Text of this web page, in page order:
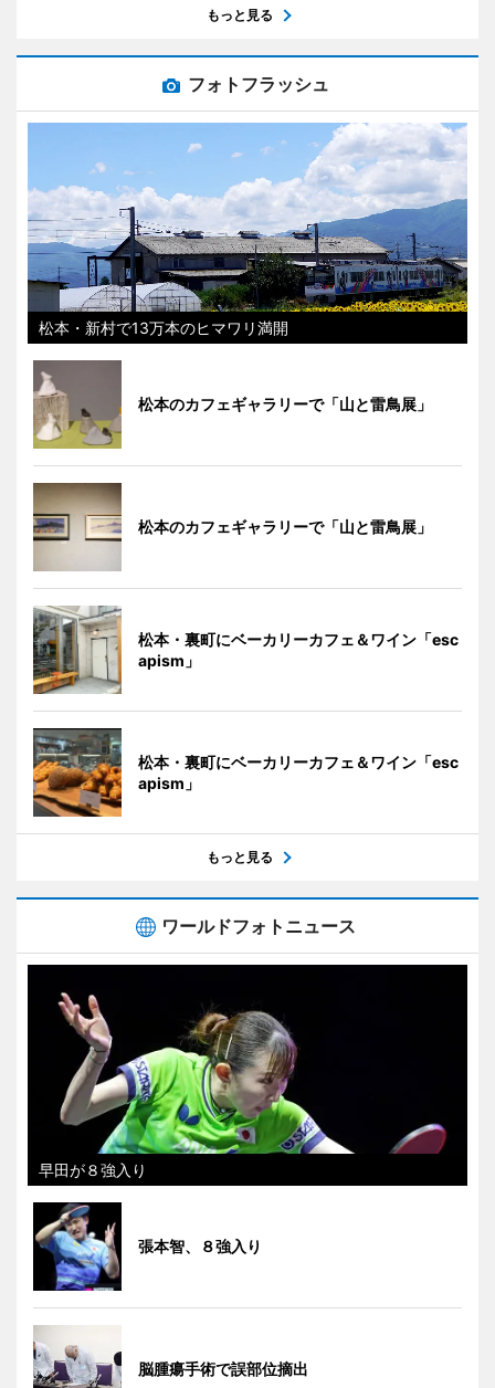
もっと見る
フォトフラッシュ
松本・新村で13万本のヒマワリ満開
松本のカフェギャラリーで「山と雷鳥展」
松本のカフェギャラリーで「山と雷鳥展」
松本・裏町にベーカリーカフェ＆ワイン「esc
apism」
松本・裏町にベーカリーカフェ＆ワイン「esc
apism」
もっと見る
ワールドフォトニュース
早田が８強入り
張本智、８強入り
脳腫瘍手術で誤部位摘出